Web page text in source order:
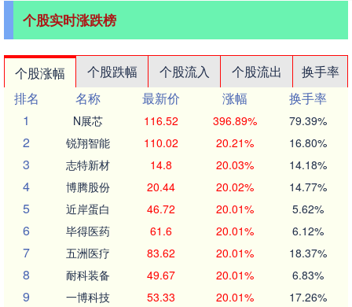
个股实时涨跌榜
个股涨幅 个股跌幅 个股流入 个股流出
换手率
排名
名称 最新价 涨幅
换手率
1
N展芯 116.52 396.89% 79.39%
2 锐翔智能 110.02 20.21% 16.80%
3 志特新材 14.8 20.03% 14.18%
4 博腾股份 20.44 20.02% 14.77%
5 近岸蛋白 46.72 20.01% 5.62%
6 毕得医药 61.6 20.01% 6.12%
7 五洲医疗 83.62 20.01% 18.37%
8 耐科装备 49.67 20.01% 6.83%
9 一博科技 53.33 20.01% 17.26%